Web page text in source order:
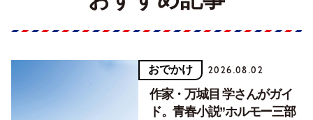
おでかけ 2026.08.02
作家・万城目 学さんがガイ
ド。青春小説”ホルモー三部